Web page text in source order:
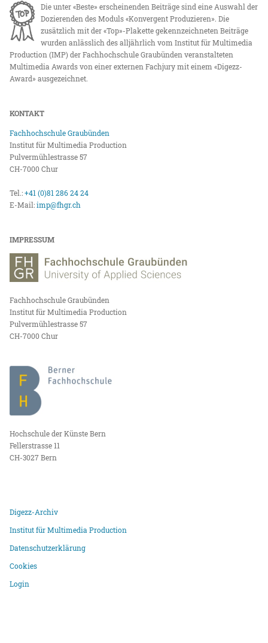
Die unter «Beste» erscheinenden Beiträge sind eine Auswahl der
Dozierenden des Moduls «Konvergent Produzieren». Die
zusätzlich mit der «Top»-Plakette gekennzeichneten Beiträge
wurden anlässlich des alljährlich vom Institut für Multimedia
Production (IMP) der Fachhochschule Graubünden veranstalteten
Multimedia Awards von einer externen Fachjury mit einem «Digezz-
Award» ausgezeichnet.
KONTAKT
Fachhochschule Graubünden
Institut für Multimedia Production
Pulvermühlestrasse 57
CH-7000 Chur
Tel.:+41 (0)81 286 24 24
E-Mail:imp@fhgr.ch
IMPRESSUM
Fachhochschule Graubünden
Institut für Multimedia Production
Pulvermühlestrasse 57
CH-7000 Chur
Hochschule der Künste Bern
Fellerstrasse 11
CH-3027 Bern
Digezz-Archiv
Institut für Multimedia Production
Datenschutzerklärung
Cookies
Login